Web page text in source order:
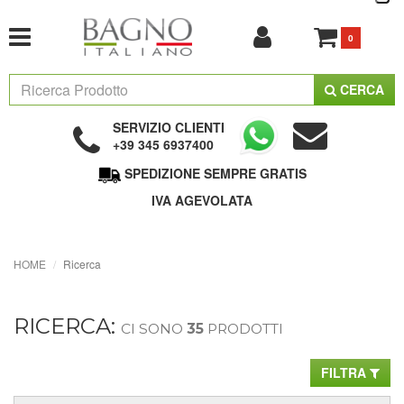
0
CERCA
SERVIZIO CLIENTI
+39 345 6937400
SPEDIZIONE SEMPRE GRATIS
IVA AGEVOLATA
HOME Ricerca
RICERCA: CI SONO 35 PRODOTTI
FILTRA